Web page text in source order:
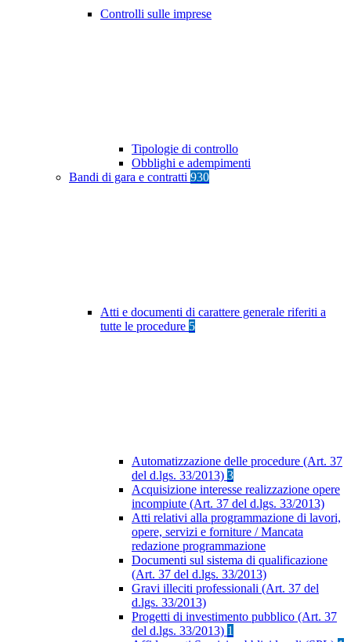
Controlli sulle imprese
Tipologie di controllo
Obblighi e adempimenti
Bandi di gara e contratti 930
Atti e documenti di carattere generale riferiti a
tutte le procedure 5
Automatizzazione delle procedure (Art. 37
del d.lgs. 33/2013) 3
Acquisizione interesse realizzazione opere
incompiute (Art. 37 del d.lgs. 33/2013)
Atti relativi alla programmazione di lavori,
opere, servizi e forniture / Mancata
redazione programmazione
Documenti sul sistema di qualificazione
(Art. 37 del d.lgs. 33/2013)
Gravi illeciti professionali (Art. 37 del
d.lgs. 33/2013)
Progetti di investimento pubblico (Art. 37
del d.lgs. 33/2013) 1